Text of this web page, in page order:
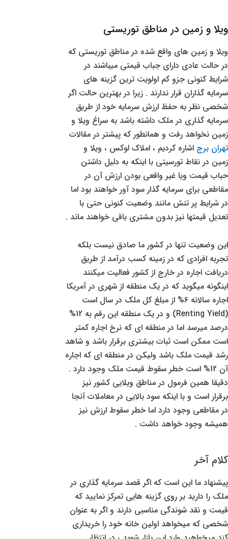
ویلا و زمین در مناطق توریستی
ویلا و زمین های واقع شده در مناطق توریستی که
در حالت عادی دارای جباب قیمتی میباشند در
شرایط کنونی جزو کم اولویت ترین گزینه های
سرمایه گذاران قرار ندارند . زیرا در بهترین حالت اگر
شخصی نظر به حفظ ارزش سرمایه خود از طریق
سرمایه گذاری در ملک داشته باشد به سراغ ویلا و
زمین نخواهد رفت و همانطور که پیشتر در مقالات
تهران برج اشاره کردیم ، املاک لوکس ، ویلا و
زمین در نقاط تورسیتی با اینکه به دلیل داشتن
حباب قیمت ویا غیر واقعی بودن ارزش آن در
مقاطعی برای سرمایه گذار سود آور خواهند بود اما
در شرایط پر تنش مانند وضعیت کنونی حتی با
تعدیل قیمتها نیز بدون مشتری باقی خواهند ماند .
این وضعیت تنها در کشور ما صادق نیست بلکه
تجربه افرادی که در زمینه کسب درآمد از طریق
دریافت اجاره در خارج از کشور فعالیت میکنند
اینگونه میگوید که در یک منطقه از شهری در آمریکا
اجاره سالانه 6% از مبلغ کل ملک در سال است
(Renting Yield) و در یک منطقه این رقم به 12%
درصد میرسد اما در منطقه ای که نرخ اجاره کمتر
است ممکن است ثبات بیشتری برقرار باشد و شاهد
رشد قیمت ملک باشد ولیکن در منطقه ای که اجاره
آن 12% است خطر سقوط قیمت ملک وجود دارد .
دقیقا همین فرمول در مناطق ویلایی کشور نیز
برقرار است و با اینکه سود بالایی در معاملات آنجا
در مقاطعی وجود دارد اما خطر سقوط ارزش نیز
همیشه وجود خواهد داشت .
کلام آخر
پیشنهاد ما این است که اگر قصد سرمایه گذاری در
ملک را دارید بر روی گزینه هایی تمرکز نمایید که
قیمت و نقد شوندگی مناسبی دارند و اگر به عنوان
شخصی که میخواهد اولین خانه خود را خریداری